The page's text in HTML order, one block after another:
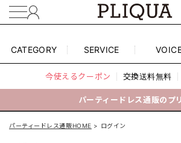
CATEGORY SERVICE
今使えるクーポン 交換送料無料
パーティードレス通販のプ
パーティードレス通販HOME ログイン